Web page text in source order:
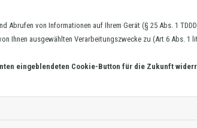
Abrufen von Informationen auf Ihrem Gerät (§ 25 Abs. 1
Ihnen ausgewählten Verarbeitungszwecke zu (Art 6 Abs. 1 lit.
eingeblendeten Cookie-Button für die Zukunft